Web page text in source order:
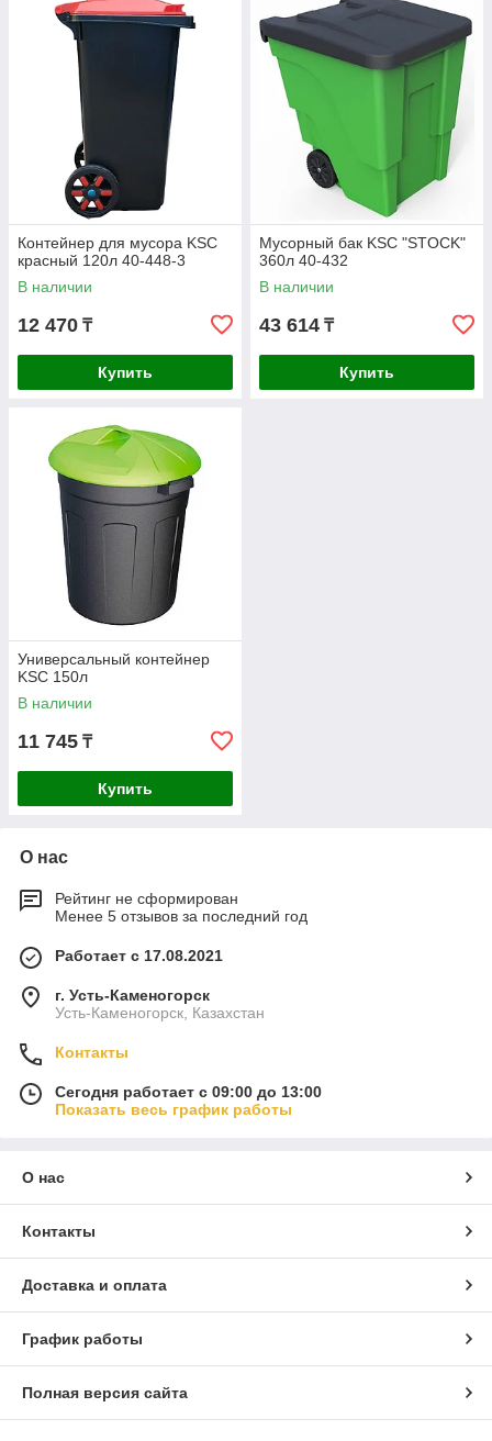
Контейнер для мусора KSC
красный 120л 40-448-3
В наличии
12 470 ₸
Купить
Мусорный бак KSC "STOCK"
360л 40-432
В наличии
43 614 ₸
Купить
Универсальный контейнер
KSC 150л
В наличии
11 745 ₸
Купить
О нас
Рейтинг не сформирован
Менее 5 отзывов за последний год
Работает с 17.08.2021
г. Усть-Каменогорск
Усть-Каменогорск, Казахстан
Контакты
Сегодня работает с 09:00 до 13:00
Показать весь график работы
О нас
Контакты
Доставка и оплата
График работы
Полная версия сайта